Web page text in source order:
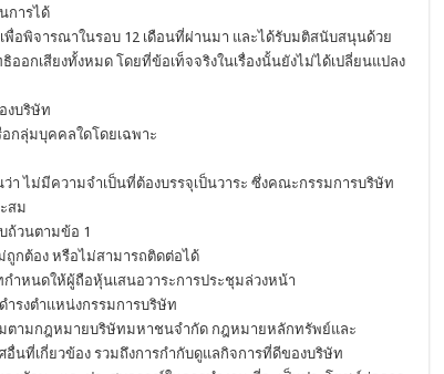
การได้
พื่อพิจารณาในรอบ 12 เดือนที่ผ่านมา และได้รับมติสนับสนุนด้วย
อกเสียงทั้งหมด โดยที่ข้อเท็จจริงในเรื่องนั้นยังไม่ได้เปลี่ยนแปลง
งบริษัท
กลุ่มบุคคลใดโดยเฉพาะ
า ไม่มีความจำเป็นที่ต้องบรรจุเป็นวาระ ซึ่งคณะกรรมการบริษัท
สม
ถ้วนตามข้อ 1
กต้อง หรือไม่สามารถติดต่อได้
กำหนดให้ผู้ถือหุ้นเสนอวาระการประชุมล่วงหน้า
รงตำแหน่งกรรมการบริษัท
ามกฎหมายบริษัทมหาชนจำกัด กฎหมายหลักทรัพย์และ
นที่เกี่ยวข้อง รวมถึงการกำกับดูแลกิจการที่ดีของบริษัท